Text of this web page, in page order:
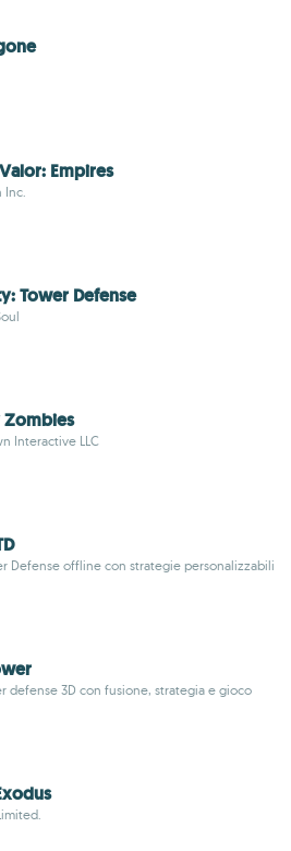
Empires
Inc.
Tower Defense
Zombies
Interactive LLC
Defense offline con strategie personalizzabili
defense 3D con fusione, strategia e gioco